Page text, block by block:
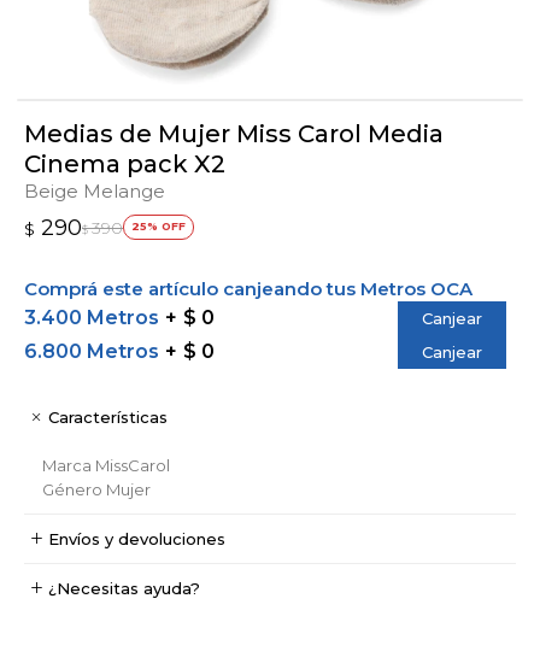
Medias de Mujer Miss Carol Media
Cinema pack X2
Beige Melange
$ 290$ 390 25
Comprá este artículo canjeando tus Metros OCA
3.400 Metros
$ 0 Canjear
6.800 Metros $ 0 Canjear
Características
Marca MissCarol
Género Mujer
Envíos y devoluciones
¿Necesitas ayuda?